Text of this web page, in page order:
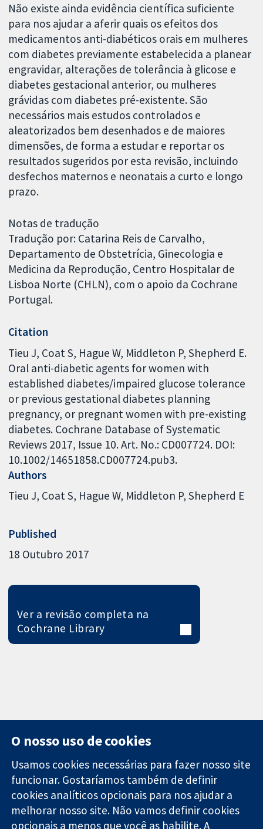
Não existe ainda evidência científica suficiente
para nos ajudar a aferir quais os efeitos dos
medicamentos anti-diabéticos orais em mulheres
com diabetes previamente estabelecida a planear
engravidar, alterações de tolerância à glicose e
diabetes gestacional anterior, ou mulheres
grávidas com diabetes pré-existente. São
necessários mais estudos controlados e
aleatorizados bem desenhados e de maiores
dimensões, de forma a estudar e reportar os
resultados sugeridos por esta revisão, incluindo
desfechos maternos e neonatais a curto e longo
prazo.
Notas de tradução
Tradução por: Catarina Reis de Carvalho,
Departamento de Obstetrícia, Ginecologia e
Medicina da Reprodução, Centro Hospitalar de
Lisboa Norte (CHLN), com o apoio da Cochrane
Portugal.
Citation
Tieu J, Coat S, Hague W, Middleton P, Shepherd E.
Oral anti-diabetic agents for women with
established diabetes/impaired glucose tolerance
or previous gestational diabetes planning
pregnancy, or pregnant women with pre-existing
diabetes. Cochrane Database of Systematic
Reviews 2017, Issue 10. Art. No.: CD007724. DOI:
10.1002/14651858.CD007724.pub3.
Authors
Tieu J Coat S Hague W Middleton P Shepherd E
Published
18 Outubro 2017
Ver a revisão completa na
Cochrane Library
Evidências
confiáveis.
11-13 Cavendish
Square
Londres
W1G 0AN
Contato
Notícias
Assessoria de
imprensa
O nosso uso de cookies
Usamos cookies necessárias para fazer nosso site
funcionar. Gostaríamos também de definir
cookies analíticos opcionais para nos ajudar a
melhorar nosso site. Não vamos definir cookies
opcionais a menos que você as habilite. A